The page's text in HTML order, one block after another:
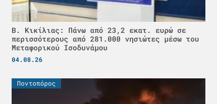
Β. Κικίλιας: Πάνω από 23,2 εκατ. ευρώ σε
περισσότερους από 281.000 νησιώτες μέσω του
Μεταφορικού Ισοδυνάμου
04.08.26
Ποντοπόρος